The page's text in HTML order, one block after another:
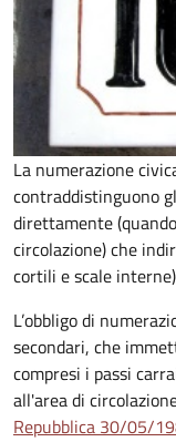
La numerazione
contraddistinguono
direttamente (quando
circolazione) che
cortili e scale
L’obbligo di
secondari, che
compresi i passi
all'area di
Repubblica 30/05/